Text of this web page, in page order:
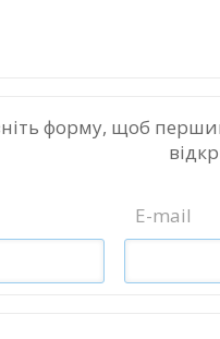
форму, щоб
E-mail